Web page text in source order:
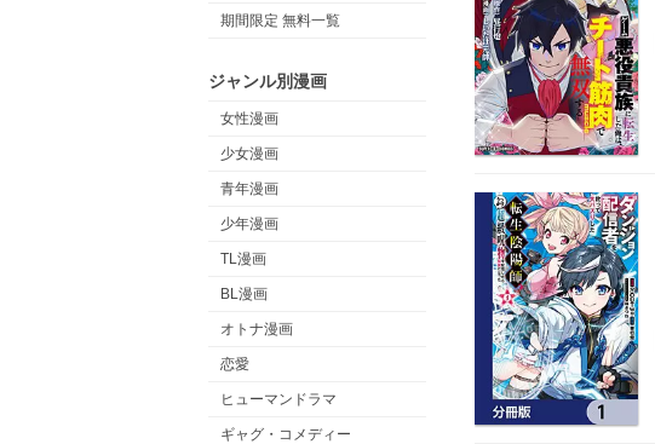
期間限定 無料一覧
ジャンル別漫画
女性漫画
少女漫画
青年漫画
少年漫画
TL漫画
BL漫画
オトナ漫画
恋愛
ヒューマンドラマ
ギャグ・コメディー